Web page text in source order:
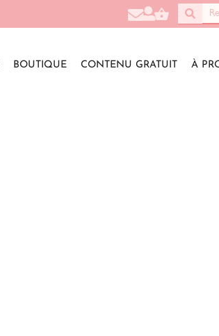
BOUTIQUE CONTENU GRATUIT À